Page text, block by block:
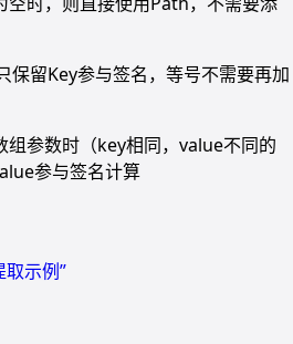
保留Key参与签名，等号不需要再加
参数时（key相同，value不同的
参与签名计算
示例”